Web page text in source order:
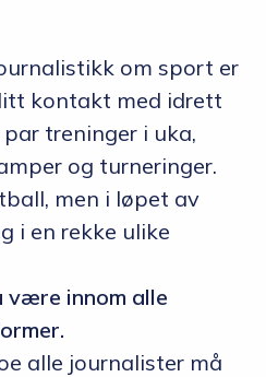
om sport er
kontakt med idrett
treninger i uka,
og turneringer.
men i løpet av
i en rekke ulike
være innom alle
alle journalister må